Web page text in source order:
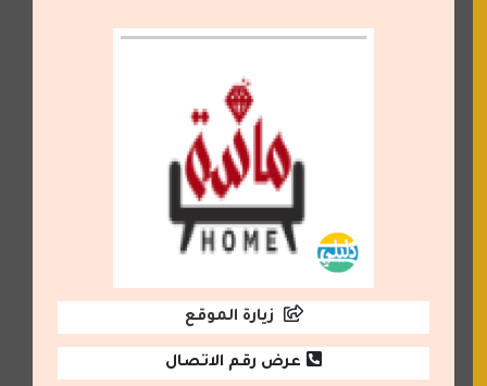
زيارة الموقع
عرض رقم الاتصال